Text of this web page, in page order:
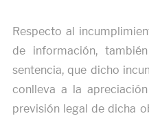
Respecto al
de información,
sentencia, que dicho
conlleva a la
previsión legal de dicha